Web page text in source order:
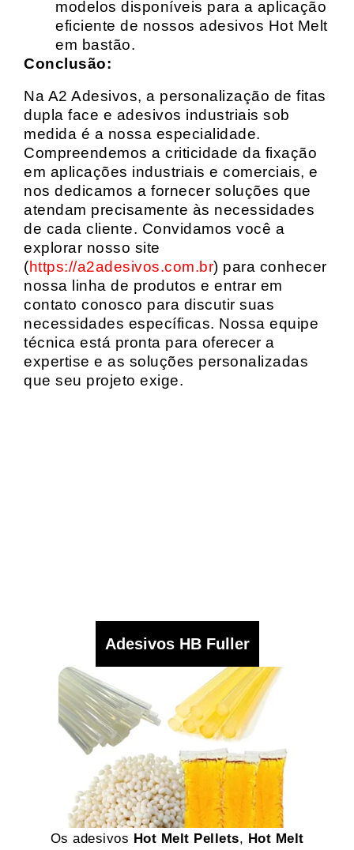
modelos disponíveis para a aplicação
eficiente de nossos adesivos Hot Melt
em bastão.
Conclusão:
Na A2 Adesivos, a personalização de fitas
dupla face e adesivos industriais sob
medida é a nossa especialidade.
Compreendemos a criticidade da fixação
em aplicações industriais e comerciais, e
nos dedicamos a fornecer soluções que
atendam precisamente às necessidades
de cada cliente. Convidamos você a
explorar nosso site
(https://a2adesivos.com.br) para conhecer
nossa linha de produtos e entrar em
contato conosco para discutir suas
necessidades específicas. Nossa equipe
técnica está pronta para oferecer a
expertise e as soluções personalizadas
que seu projeto exige.
Adesivos HB Fuller
Os adesivos Hot Melt Pellets, Hot Melt